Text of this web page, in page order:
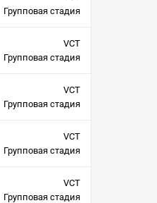
Групповая стадия
VCT
Групповая стадия
VCT
Групповая стадия
VCT
Групповая стадия
VCT
Групповая стадия